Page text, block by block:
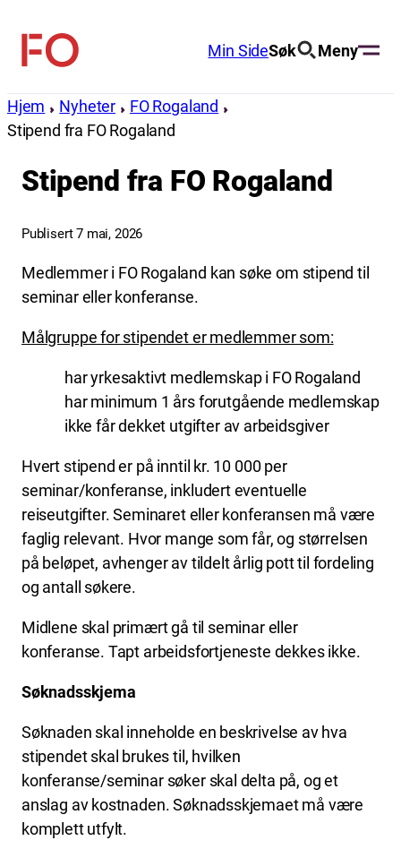
innhold
FO
Min SideSøk Meny
Hjem Nyheter
FO Rogaland
Stipend fra FO Rogaland
Stipend fra FO Rogaland
Publisert 7 mai, 2026
Medlemmer i FO Rogaland kan søke om stipend til
seminar eller konferanse.
Målgruppe for stipendet er medlemmer som:
har yrkesaktivt medlemskap i FO Rogaland
har minimum 1 års forutgående medlemskap
ikke får dekket utgifter av arbeidsgiver
Hvert stipend er på inntil kr. 10 000 per
seminar/konferanse, inkludert eventuelle
reiseutgifter. Seminaret eller konferansen må være
faglig relevant. Hvor mange som får, og størrelsen
på beløpet, avhenger av tildelt årlig pott til fordeling
og antall søkere.
Midlene skal primært gå til seminar eller
konferanse. Tapt arbeidsfortjeneste dekkes ikke.
Søknadsskjema
Søknaden skal inneholde en beskrivelse av hva
stipendet skal brukes til, hvilken
konferanse/seminar søker skal delta på, og et
anslag av kostnaden. Søknadsskjemaet må være
komplett utfylt.